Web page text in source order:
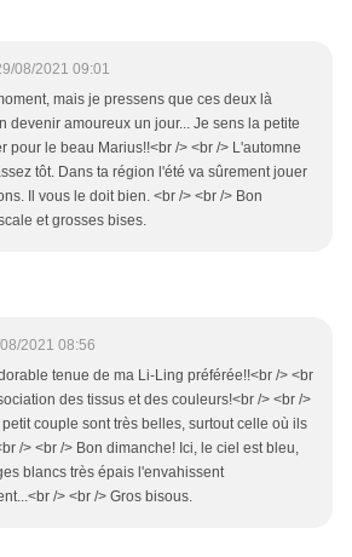
08/2021 09:01
mais je pressens que ces deux là
devenir amoureux un jour... Je sens la petite
pour le beau Marius!!<br /> <br /> L'automne
tôt. Dans ta région l'été va sûrement jouer
Il vous le doit bien. <br /> <br /> Bon
et grosses bises.
2021 08:56
tenue de ma Li-Ling préférée!!<br /> <br
des tissus et des couleurs!<br /> <br />
couple sont très belles, surtout celle où ils
/> <br /> Bon dimanche! Ici, le ciel est bleu,
blancs très épais l'envahissent
/> <br /> Gros bisous.